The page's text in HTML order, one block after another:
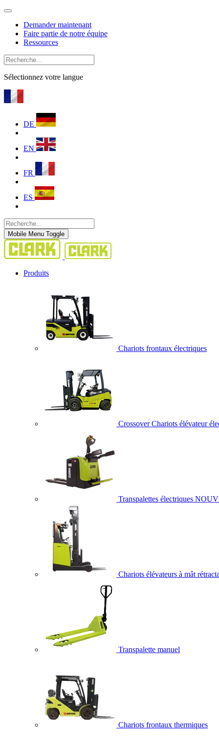
Demander maintenant
Faire partie de notre équipe
Ressources
Sélectionnez votre langue
DE
EN
FR
ES
Mobile Menu Toggle
Produits
Chariots frontaux électriques
Crossover Chariots élévateur
Transpalettes électriques
Chariots élévateurs à mât
Transpalette manuel
Chariots frontaux thermiques